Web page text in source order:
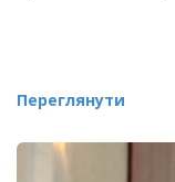
Переглянути